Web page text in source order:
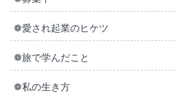
❁愛され起業のヒケツ
❁旅で学んだこと
❁私の生き方